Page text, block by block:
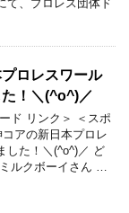
て、プロレス団体ド
ロレスワール
た！＼(^o^)／
ド リンク＞ ＜スポ
アの新日本プロレ
した！＼(^o^)／ ど
ルクボーイさん …